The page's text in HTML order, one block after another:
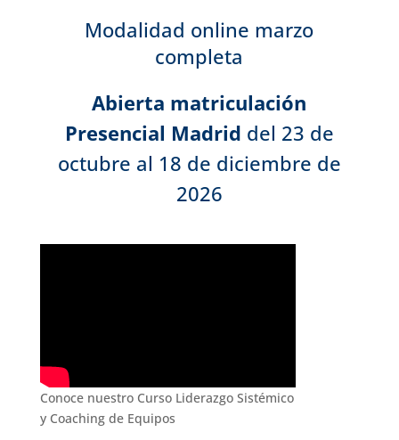
Modalidad online marzo
completa
Abierta matriculación
Presencial Madrid del 23 de
octubre al 18 de diciembre de
2026
Conoce nuestro Curso Liderazgo Sistémico
y Coaching de Equipos